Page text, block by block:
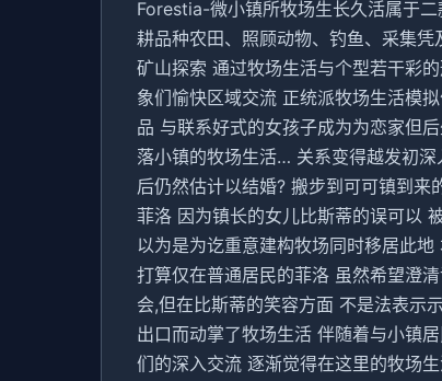
Forestia-微小镇所牧场生长久活属于二
耕品种农田、照顾动物、钓鱼、采集凭
矿山探索 通过牧场生活与个型若干彩
象们愉快区域交流 正统派牧场生活模
品 与联系好式的女孩子成为为恋家但
落小镇的牧场生活… 关系变得越发初深
后仍然估计以结婚? 搬步到可可镇到来
菲洛 因为镇长的女儿比斯蒂的误可以
以为是为讫重意建构牧场同时移居此地
打算仅在普通居民的菲洛 虽然希望澄
会,但在比斯蒂的笑容方面 不是法表示
出口而动掌了牧场生活 伴随着与小镇
们的深入交流 逐渐觉得在这里的牧场